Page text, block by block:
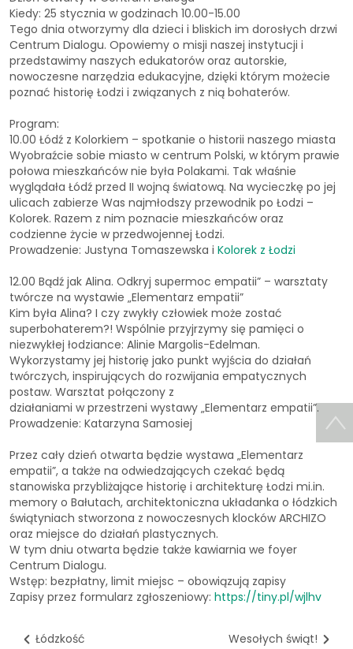
Kiedy: 25 stycznia w godzinach 10.00-15.00
Tego dnia otworzymy dla dzieci i bliskich im dorosłych drzwi
Centrum Dialogu. Opowiemy o misji naszej instytucji i
przedstawimy naszych edukatorów oraz autorskie,
nowoczesne narzędzia edukacyjne, dzięki którym możecie
poznać historię Łodzi i związanych z nią bohaterów.
Program:
10.00 Łódź z Kolorkiem – spotkanie o historii naszego miasta
Wyobraźcie sobie miasto w centrum Polski, w którym prawie
połowa mieszkańców nie była Polakami. Tak właśnie
wyglądała Łódź przed II wojną światową. Na wycieczkę po jej
ulicach zabierze Was najmłodszy przewodnik po Łodzi –
Kolorek. Razem z nim poznacie mieszkańców oraz
codzienne życie w przedwojennej Łodzi.
Prowadzenie: Justyna Tomaszewska i Kolorek z Łodzi
12.00 Bądź jak Alina. Odkryj supermoc empatii” – warsztaty
twórcze na wystawie „Elementarz empatii”
Kim była Alina? I czy zwykły człowiek może zostać
superbohaterem?! Wspólnie przyjrzymy się pamięci o
niezwykłej łodziance: Alinie Margolis-Edelman.
Wykorzystamy jej historię jako punkt wyjścia do działań
twórczych, inspirujących do rozwijania empatycznych
postaw. Warsztat połączony z
działaniami w przestrzeni wystawy „Elementarz empatii”.
Prowadzenie: Katarzyna Samosiej
Przez cały dzień otwarta będzie wystawa „Elementarz
empatii”, a także na odwiedzających czekać będą
stanowiska przybliżające historię i architekturę Łodzi mi.in.
memory o Bałutach, architektoniczna układanka o łódzkich
świątyniach stworzona z nowoczesnych klocków ARCHIZO
oraz miejsce do działań plastycznych.
W tym dniu otwarta będzie także kawiarnia we foyer
Centrum Dialogu.
Wstęp: bezpłatny, limit miejsc – obowiązują zapisy
Zapisy przez formularz zgłoszeniowy: https://tiny.pl/wjlhv
Łódzkość Wesołych świąt!